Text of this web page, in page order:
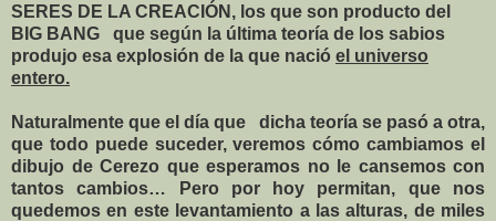
SERES DE LA CREACIÓN, los que son producto del
BIG BANG
que según la última teoría de los sabios
produjo esa explosión de la que nació el universo
entero.
Naturalmente que el día que
dicha teoría se pasó a otra,
que todo puede suceder, veremos cómo cambiamos el
dibujo de Cerezo que esperamos no le cansemos con
tantos cambios… Pero por hoy permitan, que nos
quedemos en este levantamiento a las alturas, de miles